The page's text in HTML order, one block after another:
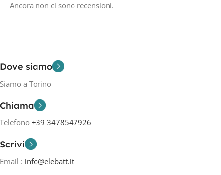
Ancora non ci sono recensioni.
Dove siamo
Siamo a Torino
Chiama
Telefono +39 3478547926
Scrivi
Email : info@elebatt.it